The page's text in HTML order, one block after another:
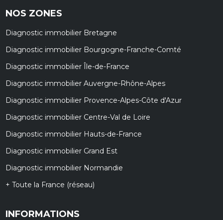
NOS ZONES
Diagnostic immobilier Bretagne
Diagnostic immobilier Bourgogne-Franche-Comté
Diagnostic immobilier Île-de-France
Diagnostic immobilier Auvergne-Rhône-Alpes
Diagnostic immobilier Provence-Alpes-Côte d'Azur
Diagnostic immobilier Centre-Val de Loire
Diagnostic immobilier Hauts-de-France
Diagnostic immobilier Grand Est
Diagnostic immobilier Normandie
+ Toute la France (réseau)
INFORMATIONS